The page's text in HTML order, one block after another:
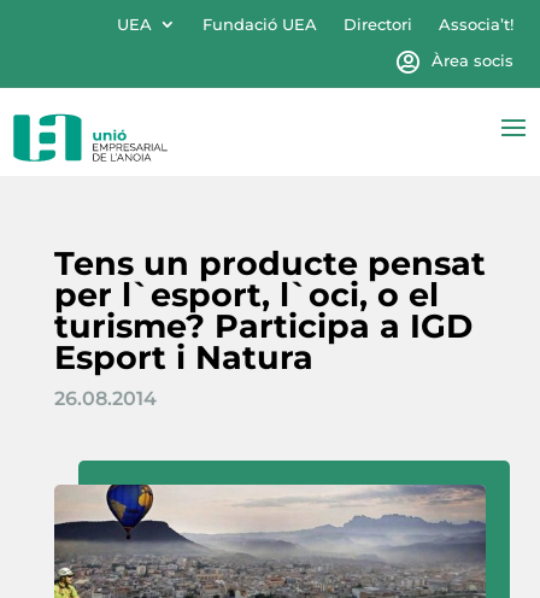
UEA Fundació UEA Directori
Associa’t!
Àrea socis
Tens un producte pensat
per l`esport, l`oci, o el
turisme? Participa a IGD
Esport i Natura
26.08.2014